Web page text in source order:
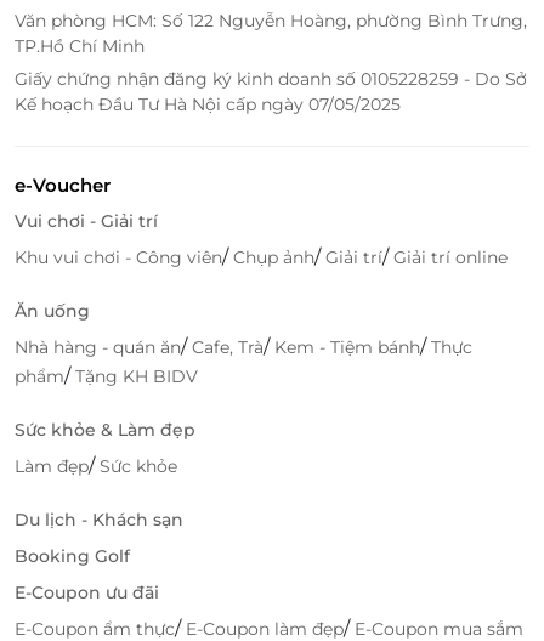
Văn phòng HCM: Số 122 Nguyễn Hoàng, phường Bình Trưng,
TP.Hồ Chí Minh
Giấy chứng nhận đăng ký kinh doanh số 0105228259 - Do Sở
Kế hoạch Đầu Tư Hà Nội cấp ngày 07/05/2025
e-Voucher
Vui chơi - Giải trí
Khu vui chơi - Công viên/Chụp ảnh/Giải trí/Giải trí online
Ăn uống
Nhà hàng - quán ăn/Cafe, Trà/ Kem - Tiệm bánh/Thực
phẩm/Tặng KH BIDV
Sức khỏe & Làm đẹp
Làm đẹp/Sức khỏe
Du lịch - Khách sạn
Booking Golf
E-Coupon ưu đãi
E-Coupon ẩm thực/ E-Coupon làm đẹp/ E-Coupon mua sắm